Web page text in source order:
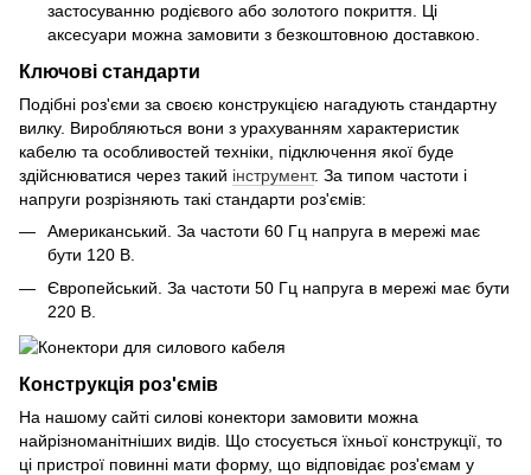
застосуванню родієвого або золотого покриття. Ці
аксесуари можна замовити з безкоштовною доставкою.
Ключові стандарти
Подібні роз'єми за своєю конструкцією нагадують стандартну
вилку. Виробляються вони з урахуванням характеристик
кабелю та особливостей техніки, підключення якої буде
здійснюватися через такий інструмент. За типом частоти і
напруги розрізняють такі стандарти роз'ємів:
Американський. За частоти 60 Гц напруга в мережі має
бути 120 В.
Європейський. За частоти 50 Гц напруга в мережі має бути
220 В.
Конструкція роз'ємів
На нашому сайті силові конектори замовити можна
найрізноманітніших видів. Що стосується їхньої конструкції, то
ці пристрої повинні мати форму, що відповідає роз'ємам у